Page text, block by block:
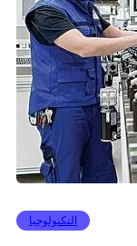
التكنولوجيا